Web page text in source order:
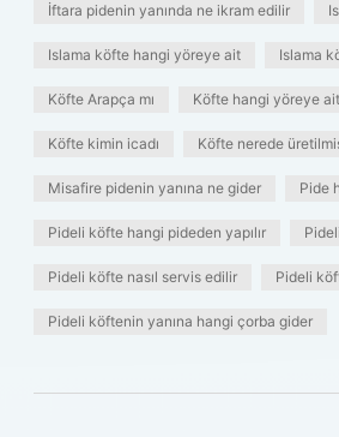
İftara pidenin yanında ne ikram edilir
Islama köfte hangi yöreye ait Islama
Köfte Arapça mı Köfte hangi yöreye
Köfte kimin icadı Köfte nerede
Misafire pidenin yanına ne gider Pide
Pideli köfte hangi pideden yapılır
Pideli köfte nasıl servis edilir Pideli
Pideli köftenin yanına hangi çorba gider